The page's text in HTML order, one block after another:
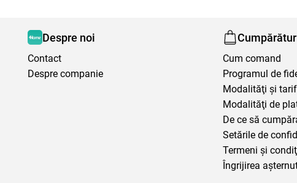
Despre noi
Contact
Despre companie
Cum comand
Programul de
Modalităţi şi
Modalităţi de
De ce să
Setările de
Termeni şi
Îngrijirea